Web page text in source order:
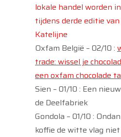
lokale handel worden
tijdens derde editie
Katelijne
Oxfam België – 02/10 :
trade: wissel je
een oxfam chocolade
Sien – 01/10 : Een
de Deelfabriek
Gondola – 01/10 :
koffie de witte vlag